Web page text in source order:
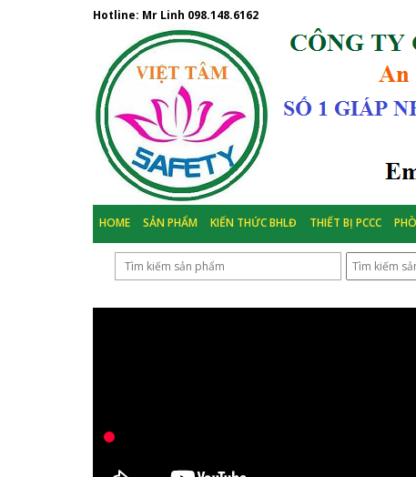
Hotline: Mr Linh 098.148.6162
HOME SẢN PHẨM KIẾN THỨC BHLĐ THIẾT BỊ PCCC